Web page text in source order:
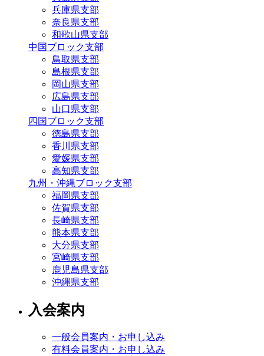
兵庫県支部
奈良県支部
和歌山県支部
中国ブロック支部
鳥取県支部
島根県支部
岡山県支部
広島県支部
山口県支部
四国ブロック支部
徳島県支部
香川県支部
愛媛県支部
高知県支部
九州・沖縄ブロック支部
福岡県支部
佐賀県支部
長崎県支部
熊本県支部
大分県支部
宮崎県支部
鹿児島県支部
沖縄県支部
入会案内
一般会員案内・お申し込み
有料会員案内・お申し込み